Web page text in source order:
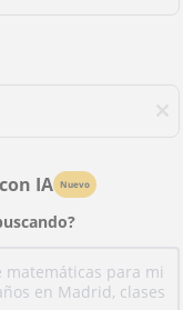
IA Nuevo